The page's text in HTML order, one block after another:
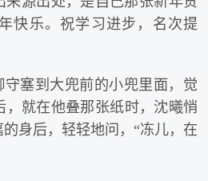
快乐。祝学习进步，名次提
塞到大兜前的小兜里面，觉
，就在他叠那张纸时，沈曦悄
身后，轻轻地问，“冻儿，在